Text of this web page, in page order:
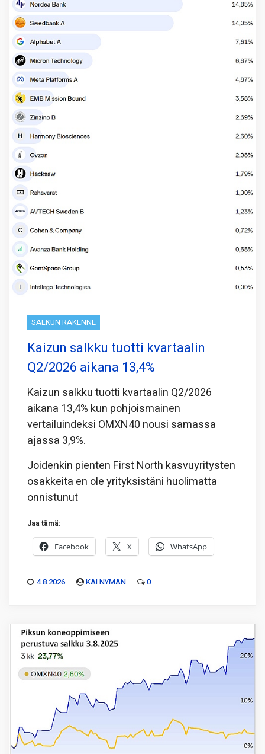
SALKUN RAKENNE
Kaizun salkku tuotti kvartaalin
Q2/2026 aikana 13,4%
Kaizun salkku tuotti kvartaalin Q2/2026
aikana 13,4% kun pohjoismainen
vertailuindeksi OMXN40 nousi samassa
ajassa 3,9%.
Joidenkin pienten First North kasvuyritysten
osakkeita en ole yrityksistäni huolimatta
onnistunut
Jaa tämä:
Facebook X WhatsApp
4.8.2026 KAI NYMAN 0